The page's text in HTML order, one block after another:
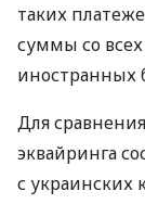
таких
суммы со всех
иностранных
Для
эквайринга
с украинских